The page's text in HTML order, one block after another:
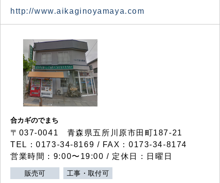
http://www.aikaginoyamaya.com
合カギのでまち
〒037-0041 青森県五所川原市田町187-21
TEL：0173-34-8169 / FAX：0173-34-8174
営業時間：9:00〜19:00 / 定休日：日曜日
販売可 工事・取付可